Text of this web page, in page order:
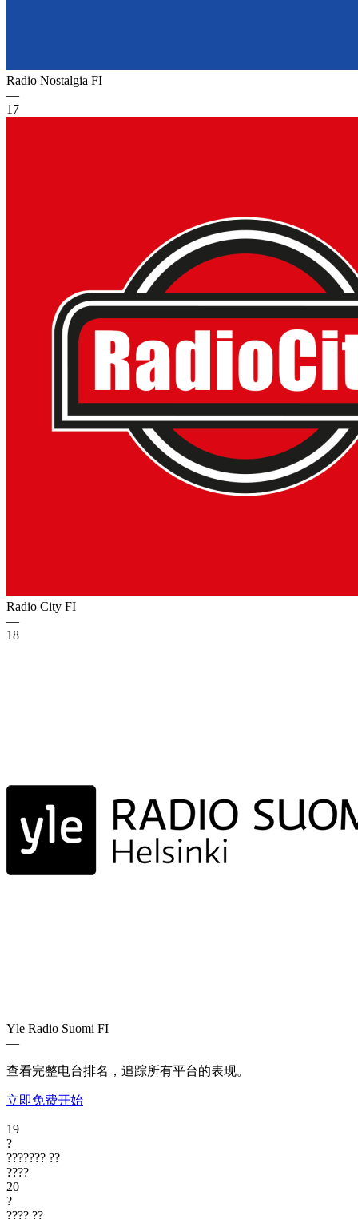
Radio Nostalgia FI
—
17
Radio City FI
—
18
Yle Radio Suomi FI
—
查看完整电台排名，追踪所有平台的表现。
立即免费开始
19
?
??????? ??
????
20
?
???? ??